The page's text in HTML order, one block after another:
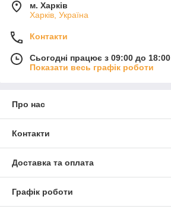
м. Харків
Харків, Україна
Контакти
Сьогодні працює з 09:00 до 18:00
Показати весь графік роботи
Про нас
Контакти
Доставка та оплата
Графік роботи